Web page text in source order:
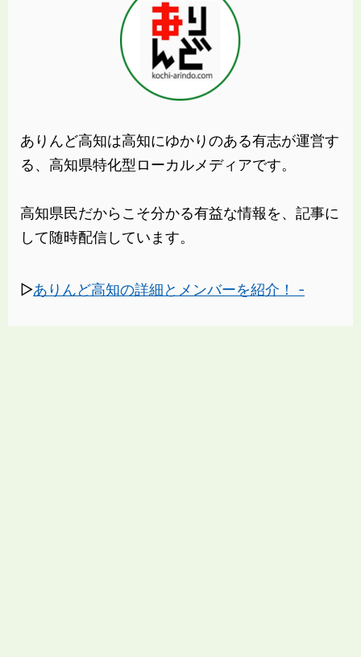
ありんど高知は高知にゆかりのある有志が運営す
る、高知県特化型ローカルメディアです。
高知県民だからこそ分かる有益な情報を、記事に
して随時配信しています。
▷ありんど高知の詳細とメンバーを紹介！ -